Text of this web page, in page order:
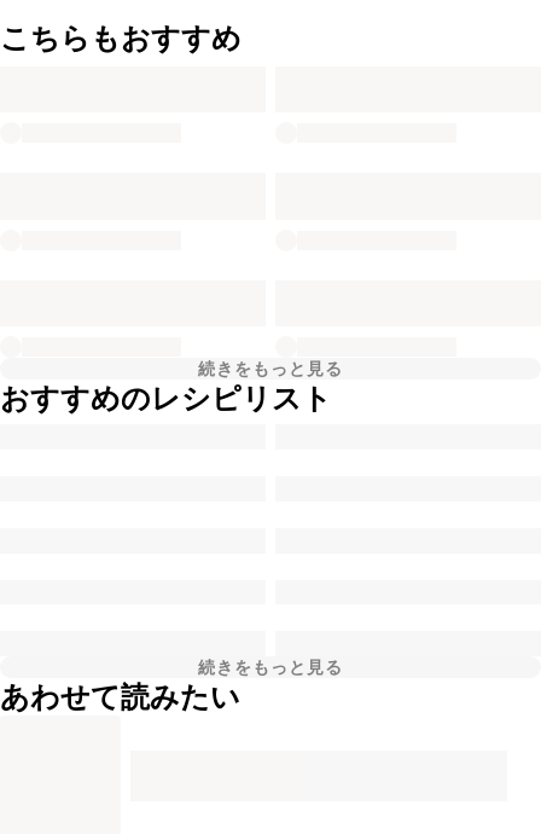
こちらもおすすめ
続きをもっと見る
おすすめのレシピリスト
続きをもっと見る
あわせて読みたい